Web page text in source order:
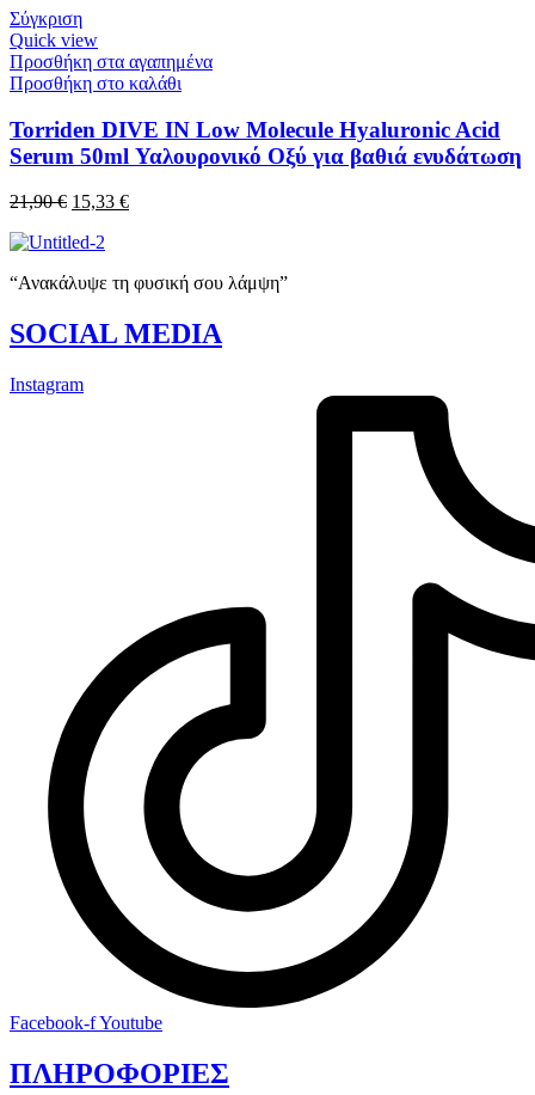
Σύγκριση
Quick view
Προσθήκη στα αγαπημένα
Προσθήκη στο καλάθι
Torriden DIVE IN Low Molecule Hyaluronic Acid
Serum 50ml Υαλουρονικό Οξύ για βαθιά ενυδάτωση
21,90€ Original
was:
15,33 €Η
15,33 €.
“Ανακάλυψε τη φυσική σου λάμψη”
SOCIAL MEDIA
Instagram
Facebook-fYoutube
ΠΛΗΡΟΦΟΡΙΕΣ